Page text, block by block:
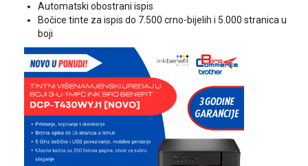
Automatski obostrani ispis
Bočice tinte za ispis do 7.500 crno-bijelih i 5.000 stranica u
boji